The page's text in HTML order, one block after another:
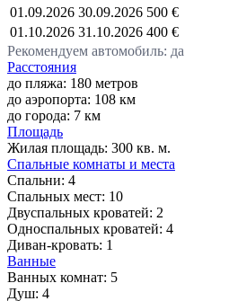
01.09.2026 30.09.2026 500 €
01.10.2026 31.10.2026 400 €
Рекомендуем автомобиль: да
Расстояния
до пляжа: 180 метров
до аэропорта: 108 км
до города: 7 км
Площадь
Жилая площадь: 300 кв. м.
Спальные комнаты и места
Спальни: 4
Спальных мест: 10
Двуспальных кроватей: 2
Односпальных кроватей: 4
Диван-кровать: 1
Ванные
Ванных комнат: 5
Душ: 4